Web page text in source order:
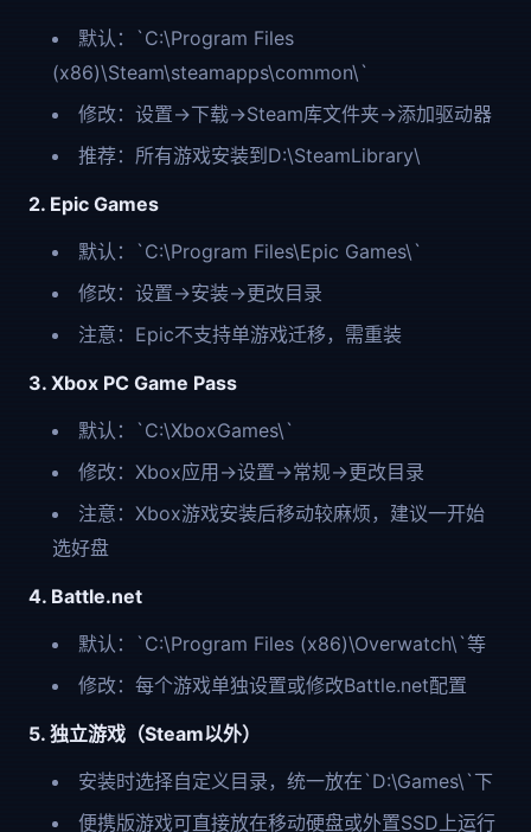
默认：`C:\Program Files
(x86)\Steam\steamapps\common\`
修改：设置→下载→Steam库文件夹→添加驱动器
推荐：所有游戏安装到D:\SteamLibrary\
2. Epic Games
默认：`C:\Program Files\Epic Games\`
修改：设置→安装→更改目录
注意：Epic不支持单游戏迁移，需重装
3. Xbox PC Game Pass
默认：`C:\XboxGames\`
修改：Xbox应用→设置→常规→更改目录
注意：Xbox游戏安装后移动较麻烦，建议一开始
选好盘
4. Battle.net
默认：`C:\Program Files (x86)\Overwatch\`等
修改：每个游戏单独设置或修改Battle.net配置
5. 独立游戏（Steam以外）
安装时选择自定义目录，统一放在`D:\Games\`下
便携版游戏可直接放在移动硬盘或外置SSD上运行